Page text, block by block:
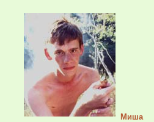
Миша